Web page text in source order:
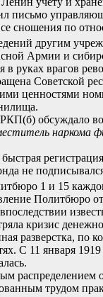
сношения по
другим
Армии и
руках врагов
Советской
ценностями
обсуждало
наркома
не
1 и 15
Политбюро от
кризис
разверстка, по
С 11 января
трудом